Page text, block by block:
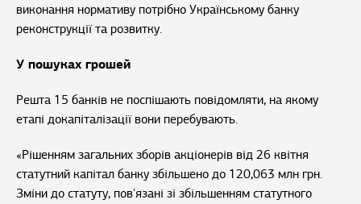
виконання нормативу потрібно Українському банку
реконструкції та розвитку.
У пошуках грошей
Решта 15 банків не поспішають повідомляти, на якому
етапі докапіталізації вони перебувають.
«Рішенням загальних зборів акціонерів від 26 квітня
статутний капітал банку збільшено до 120,063 млн грн.
Зміни до статуту, пов'язані зі збільшенням статутного